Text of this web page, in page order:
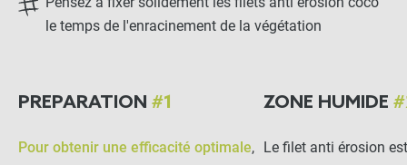
le temps de l'enracinement de la végétation
PREPARATION #1
Pour obtenir une efficacité optimale,
ZONE HUMIDE
Le filet anti érosion